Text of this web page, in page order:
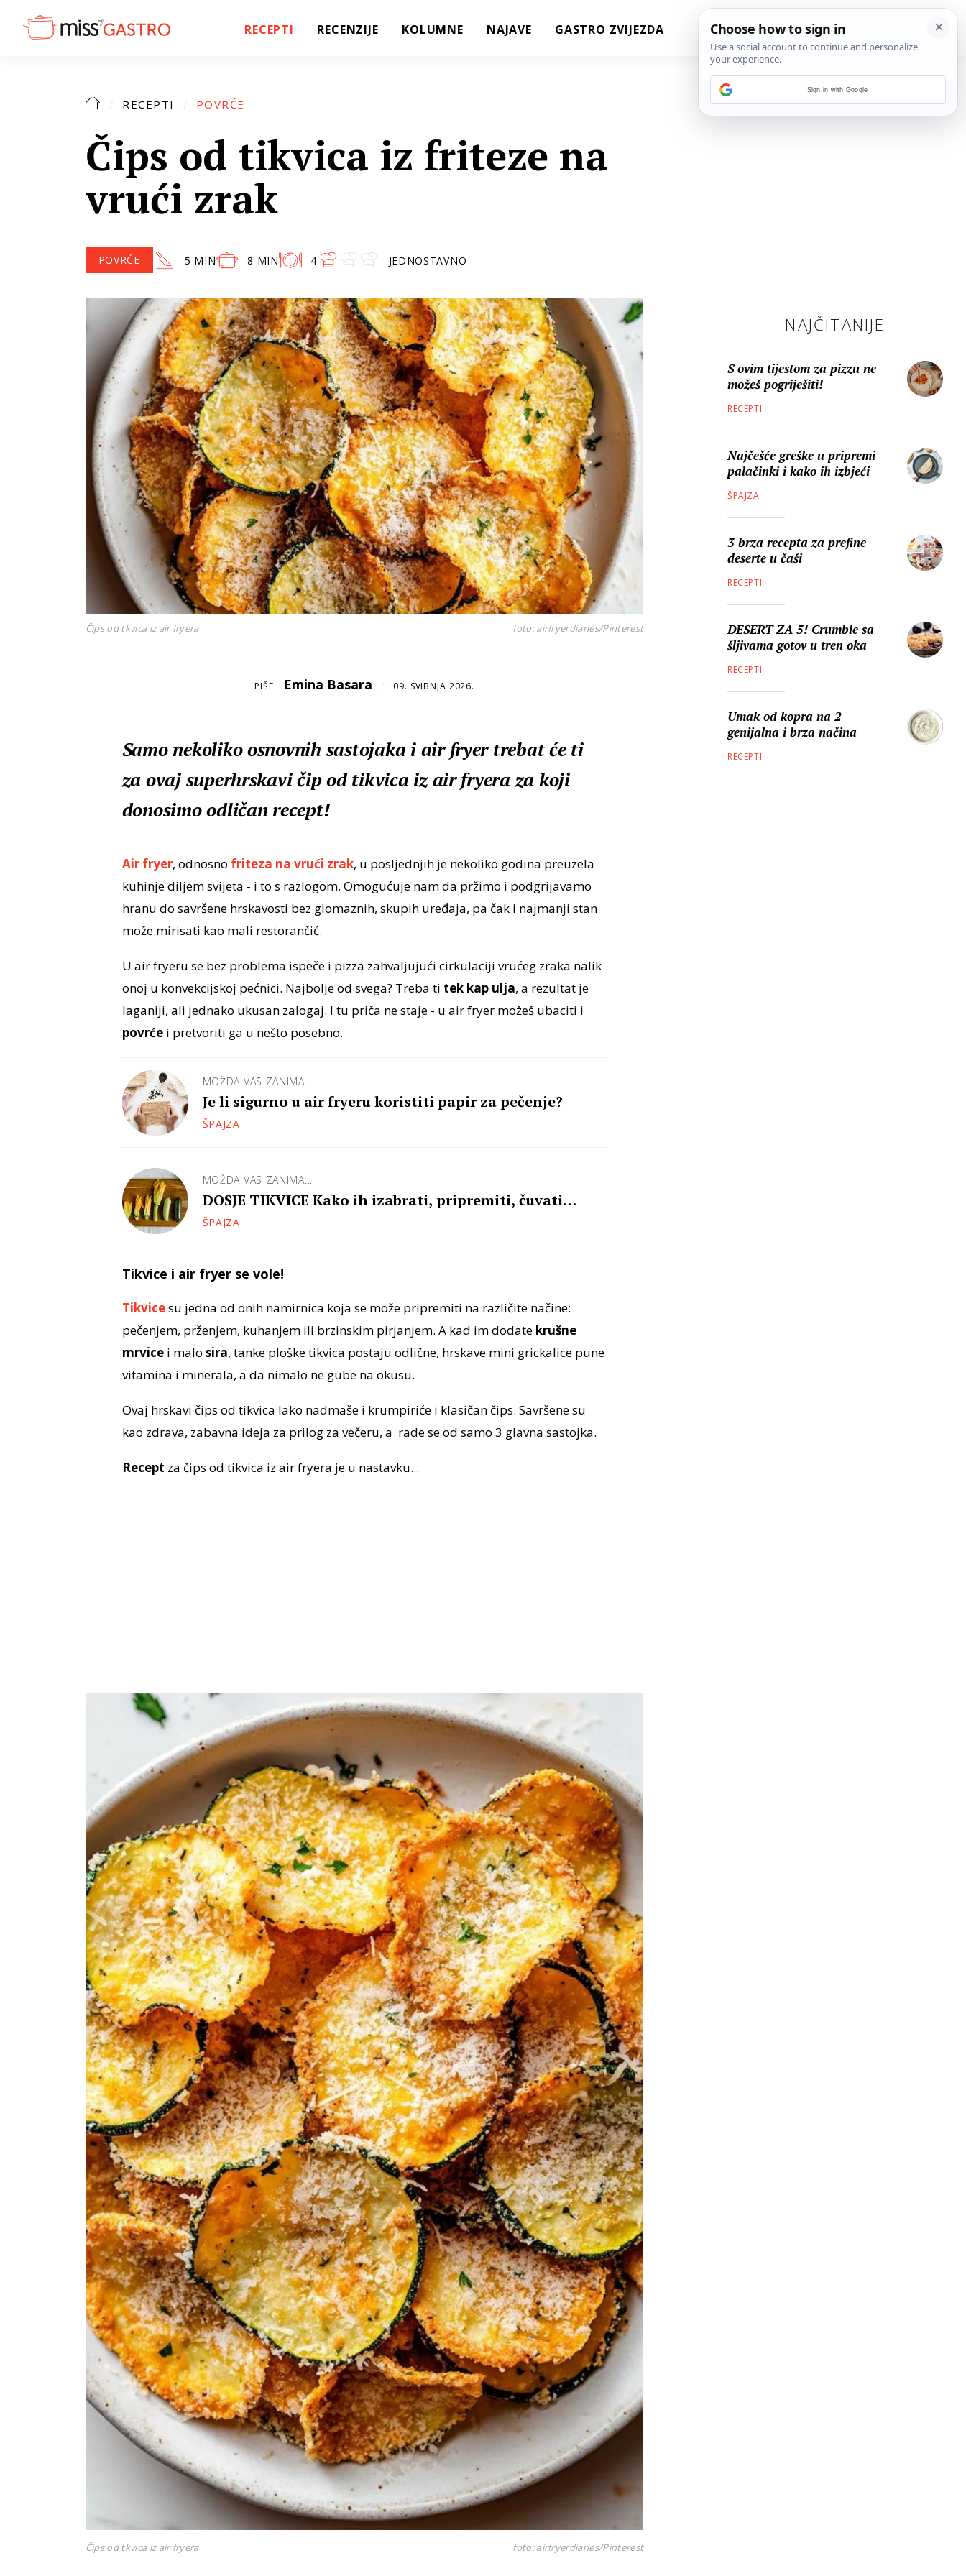
RECEPTI RECENZIJE KOLUMNE NAJAVE GASTRO ZVIJEZDA
RECEPTI POVRĆE
Čips od tikvica iz friteze na
vrući zrak
POVRĆE 5 MIN 8 MIN 4 JEDNOSTAVNO
Čips od tkvica iz air fryera foto: airfryerdiaries/Pinterest
PIŠE Emina Basara / 09. SVIBNJA 2026.
Samo nekoliko osnovnih sastojaka i air fryer trebat će ti
za ovaj superhrskavi čip od tikvica iz air fryera za koji
donosimo odličan recept!
Air fryer, odnosno friteza na vrući zrak, u posljednjih je nekoliko godina preuzela
kuhinje diljem svijeta - i to s razlogom. Omogućuje nam da pržimo i podgrijavamo
hranu do savršene hrskavosti bez glomaznih, skupih uređaja, pa čak i najmanji stan
može mirisati kao mali restorančić.
U air fryeru se bez problema ispeče i pizza zahvaljujući cirkulaciji vrućeg zraka nalik
onoj u konvekcijskoj pećnici. Najbolje od svega? Treba ti tek kap ulja, a rezultat je
laganiji, ali jednako ukusan zalogaj. I tu priča ne staje - u air fryer možeš ubaciti i
povrćei pretvoriti ga u nešto posebno.
MOŽDA VAS ZANIMA...
Je li sigurno u air fryeru koristiti papir za pečenje?
ŠPAJZA
MOŽDA VAS ZANIMA...
DOSJE TIKVICE Kako ih izabrati, pripremiti, čuvati…
ŠPAJZA
Tikvice i air fryer se vole!
Tikvicesu jedna od onih namirnica koja se može pripremiti na različite načine:
pečenjem, prženjem, kuhanjem ili brzinskim pirjanjem. A kad im dodate krušne
mrvicei malo sira, tanke ploške tikvica postaju odlične, hrskave mini grickalice pune
vitamina i minerala, a da nimalo ne gube na okusu.
Ovaj hrskavi čips od tikvica lako nadmaše i krumpiriće i klasičan čips. Savršene su
kao zdrava, zabavna ideja za prilog za večeru, a rade se od samo 3 glavna sastojka.
Recept za čips od tikvica iz air fryera je u nastavku...
Čips od tkvica iz air fryera foto: airfryerdiaries/Pinterest
NAJČITANIJE
S ovim tijestom za pizzu ne
možeš pogriješiti!
RECEPTI
Najčešće greške u pripremi
palačinki i kako ih izbjeći
ŠPAJZA
3 brza recepta za prefine
deserte u čaši
RECEPTI
DESERT ZA 5! Crumble sa
šljivama gotov u tren oka
RECEPTI
Umak od kopra na 2
genijalna i brza načina
RECEPTI
Sign in with Google